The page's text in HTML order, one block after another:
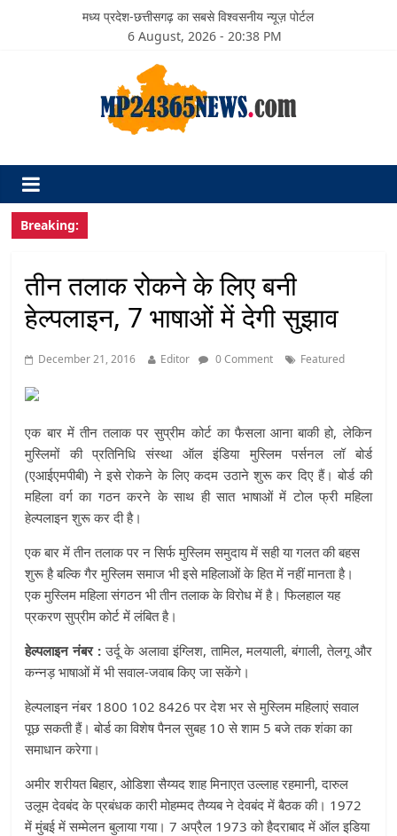
मध्य प्रदेश-छत्तीसगढ़ का सबसे विश्वसनीय न्यूज़ पोर्टल
6 August, 2026 - 20:38 PM
Breaking:
तीन तलाक रोकने के लिए बनी
हेल्पलाइन, 7 भाषाओं में देगी सुझाव
December 21, 2016 Editor 0 Comment Featured
एक बार में तीन तलाक पर सुप्रीम कोर्ट का फैसला आना बाकी हो, लेकिन
मुस्लिमों की प्रतिनिधि संस्था ऑल इंडिया मुस्लिम पर्सनल लॉ बोर्ड
(एआईएमपीबी) ने इसे रोकने के लिए कदम उठाने शुरू कर दिए हैं। बोर्ड की
महिला वर्ग का गठन करने के साथ ही सात भाषाओं में टोल फ्री महिला
हेल्पलाइन शुरू कर दी है।
एक बार में तीन तलाक पर न सिर्फ मुस्लिम समुदाय में सही या गलत की बहस
शुरू है बल्कि गैर मुस्लिम समाज भी इसे महिलाओं के हित में नहीं मानता है।
एक मुस्लिम महिला संगठन भी तीन तलाक के विरोध में है। फिलहाल यह
प्रकरण सुप्रीम कोर्ट में लंबित है।
हेल्पलाइन नंबर :उर्दू के अलावा इंग्लिश, तामिल, मलयाली, बंगाली, तेलगू और
कन्नड़ भाषाओं में भी सवाल-जवाब किए जा सकेंगे।
हेल्पलाइन नंबर 1800 102 8426 पर देश भर से मुस्लिम महिलाएं सवाल
पूछ सकती हैं। बोर्ड का विशेष पैनल सुबह 10 से शाम 5 बजे तक शंका का
समाधान करेगा।
अमीर शरीयत बिहार, ओडिशा सैय्यद शाह मिनाएत उल्लाह रहमानी, दारुल
उलूम देवबंद के प्रबंधक कारी मोहम्मद तैय्यब ने देवबंद में बैठक की। 1972
में मुंबई में सम्मेलन बुलाया गया। 7 अप्रैल 1973 को हैदराबाद में ऑल इडिया